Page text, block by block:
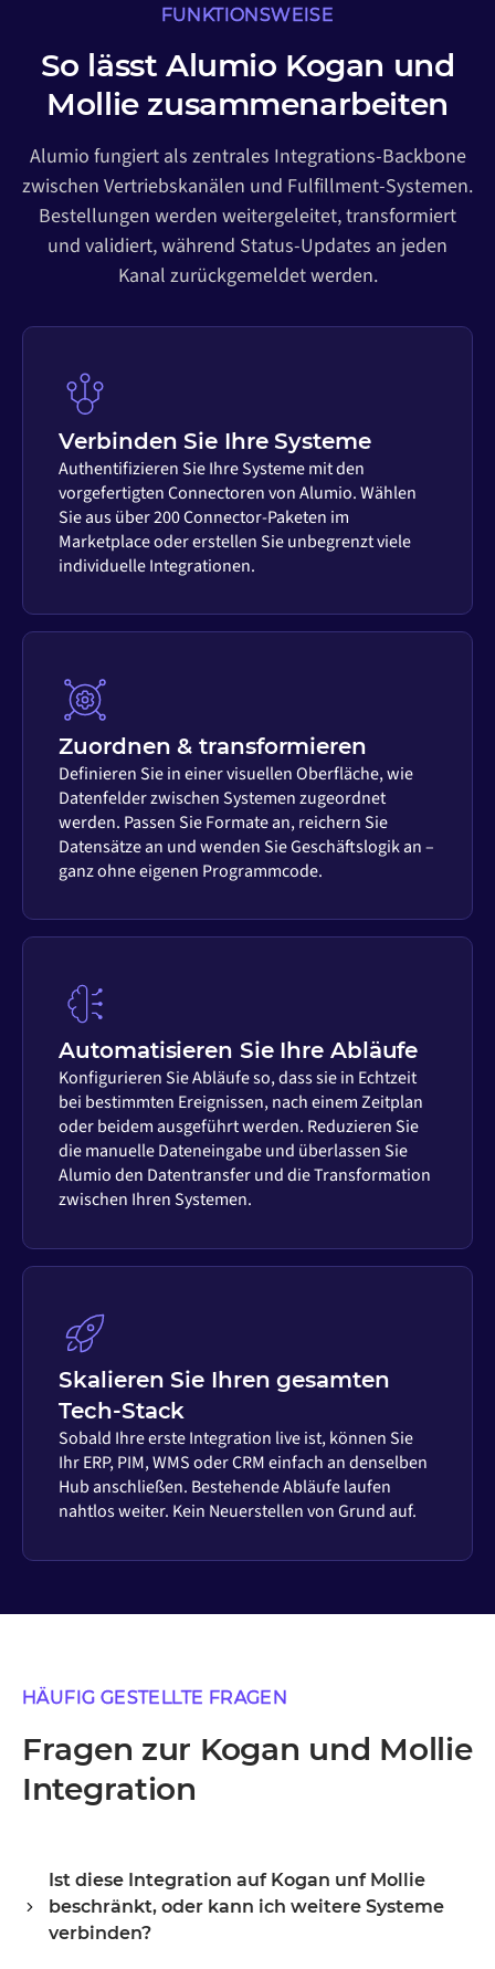
FUNKTIONSWEISE
So lässt Alumio Kogan und
Mollie zusammenarbeiten
Alumio fungiert als zentrales Integrations-Backbone
zwischen Vertriebskanälen und Fulfillment-Systemen.
Bestellungen werden weitergeleitet, transformiert
und validiert, während Status-Updates an jeden
Kanal zurückgemeldet werden.
Verbinden Sie Ihre Systeme
Authentifizieren Sie Ihre Systeme mit den
vorgefertigten Connectoren von Alumio. Wählen
Sie aus über 200 Connector-Paketen im
Marketplace oder erstellen Sie unbegrenzt viele
individuelle Integrationen.
Zuordnen & transformieren
Definieren Sie in einer visuellen Oberfläche, wie
Datenfelder zwischen Systemen zugeordnet
werden. Passen Sie Formate an, reichern Sie
Datensätze an und wenden Sie Geschäftslogik an –
ganz ohne eigenen Programmcode.
Automatisieren Sie Ihre Abläufe
Konfigurieren Sie Abläufe so, dass sie in Echtzeit
bei bestimmten Ereignissen, nach einem Zeitplan
oder beidem ausgeführt werden. Reduzieren Sie
die manuelle Dateneingabe und überlassen Sie
Alumio den Datentransfer und die Transformation
zwischen Ihren Systemen.
Skalieren Sie Ihren gesamten
Tech-Stack
Sobald Ihre erste Integration live ist, können Sie
Ihr ERP, PIM, WMS oder CRM einfach an denselben
Hub anschließen. Bestehende Abläufe laufen
nahtlos weiter. Kein Neuerstellen von Grund auf.
HÄUFIG GESTELLTE FRAGEN
Fragen zur Kogan und Mollie
Integration
Ist diese Integration auf Kogan unf Mollie
beschränkt, oder kann ich weitere Systeme
verbinden?